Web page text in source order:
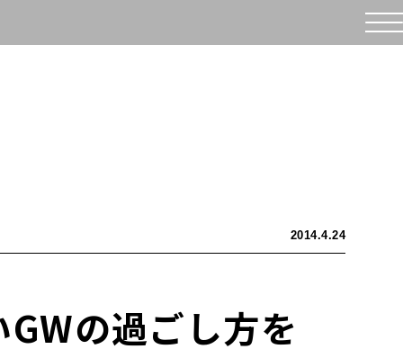
2014.4.24
の過ごし方を